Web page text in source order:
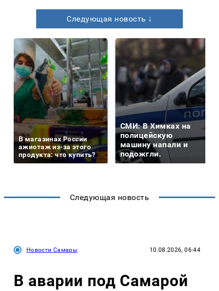
Следующая новость ↓
В магазинах России
ажиотаж из-за этого
продукта: что купить?
СМИ: В Химках на
полицейскую
машину напали и
подожгли.
Следующая новость
Новости Самары 10.08.2026, 06:44
В аварии под Самарой